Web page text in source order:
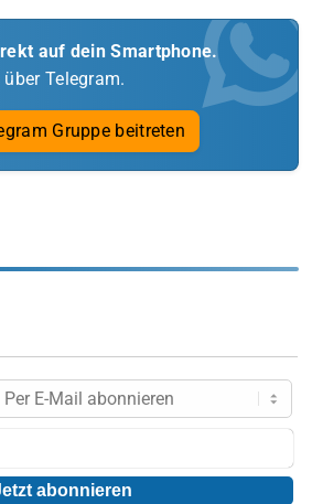
auf dein Smartphone.
Telegram.
Gruppe beitreten